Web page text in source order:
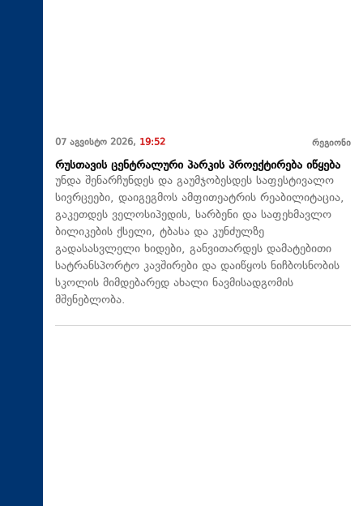
07 აგვისტო 2026, 19:52 რეგიონი
რუსთავის ცენტრალური პარკის პროექტირება იწყება
უნდა შენარჩუნდეს და გაუმჯობესდეს საფესტივალო
სივრცეები, დაიგეგმოს ამფითეატრის რეაბილიტაცია,
გაკეთდეს ველოსიპედის, სარბენი და საფეხმავლო
ბილიკების ქსელი, ტბასა და კუნძულზე
გადასასვლელი ხიდები, განვითარდეს დამატებითი
სატრანსპორტო კავშირები და დაიწყოს ნიჩბოსნობის
სკოლის მიმდებარედ ახალი ნავმისადგომის
მშენებლობა.